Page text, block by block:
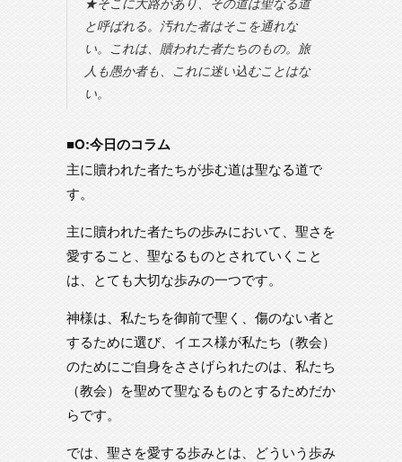
と呼ばれる。汚れた者はそこを通れな
い。これは、贖われた者たちのもの。旅
人も愚か者も、これに迷い込むことはな
い。
■O:今日のコラム
主に贖われた者たちが歩む道は聖なる道で
す。
主に贖われた者たちの歩みにおいて、聖さを
愛すること、聖なるものとされていくこと
は、とても大切な歩みの一つです。
神様は、私たちを御前で聖く、傷のない者と
するために選び、イエス様が私たち（教会）
のためにご自身をささげられたのは、私たち
（教会）を聖めて聖なるものとするためだか
らです。
では、聖さを愛する歩みとは、どういう歩み